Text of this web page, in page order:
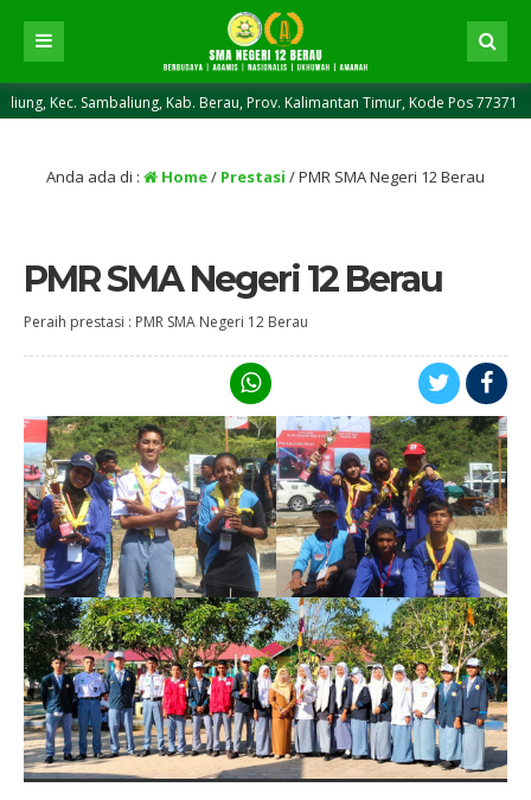
Sambaliung, Kab. Berau, Prov. Kalimantan Timur, Kode Pos 77371 || NPSN :
Anda ada di : Home/ Prestasi /PMR SMA Negeri 12 Berau
PMR SMA Negeri 12 Berau
Peraih prestasi : PMR SMA Negeri 12 Berau